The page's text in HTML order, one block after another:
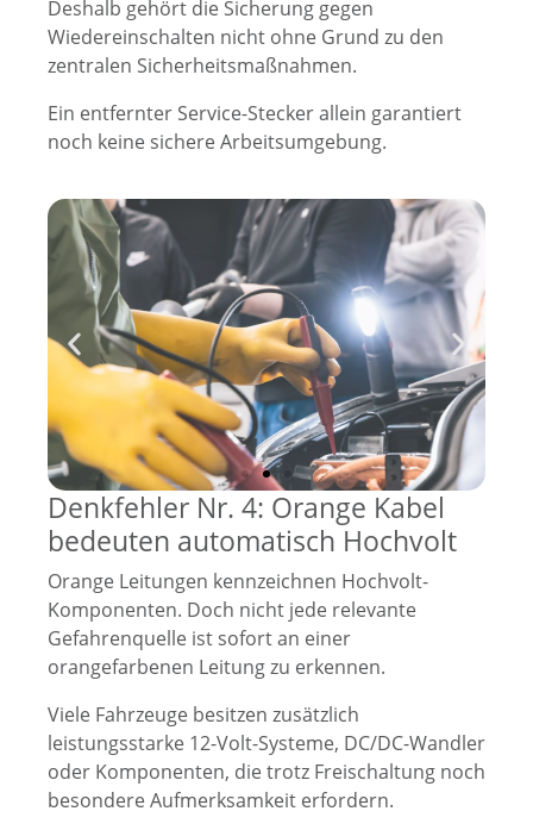
Deshalb gehört die Sicherung gegen
Wiedereinschalten nicht ohne Grund zu den
zentralen Sicherheitsmaßnahmen.
Ein entfernter Service-Stecker allein garantiert
noch keine sichere Arbeitsumgebung.
Denkfehler Nr. 4: Orange Kabel
bedeuten automatisch Hochvolt
Orange Leitungen kennzeichnen Hochvolt-
Komponenten. Doch nicht jede relevante
Gefahrenquelle ist sofort an einer
orangefarbenen Leitung zu erkennen.
Viele Fahrzeuge besitzen zusätzlich
leistungsstarke 12-Volt-Systeme, DC/DC-Wandler
oder Komponenten, die trotz Freischaltung noch
besondere Aufmerksamkeit erfordern.